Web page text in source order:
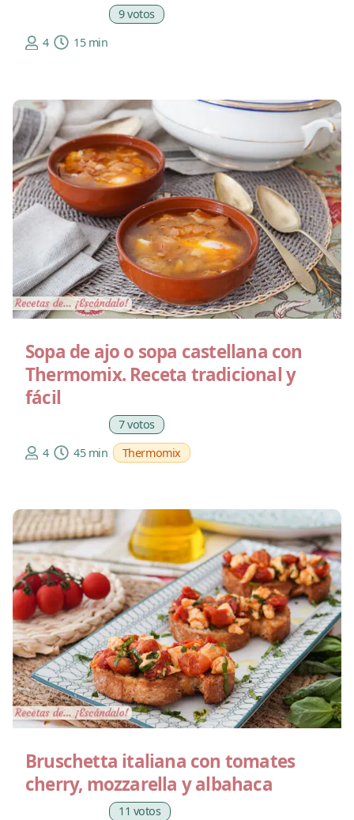
9 votos
4
15 min
Sopa de ajo o sopa castellana con
Thermomix. Receta tradicional y
fácil
7 votos
4
45 min Thermomix
Bruschetta italiana con tomates
cherry, mozzarella y albahaca
11 votos